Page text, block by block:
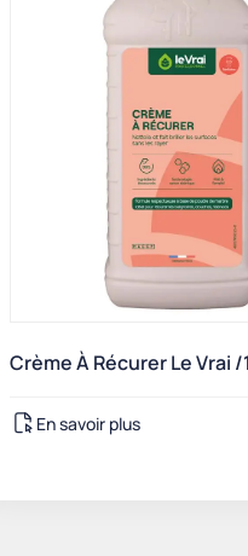
Crème À Récurer Le Vrai /
En savoir plus